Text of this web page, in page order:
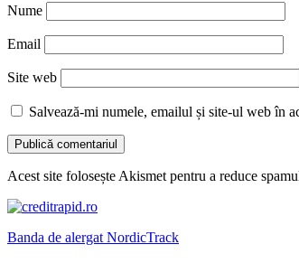
Nume
Email
Site web
Salvează-mi numele, emailul și site-ul web în
Acest site folosește Akismet pentru a reduce
Banda de alergat NordicTrack